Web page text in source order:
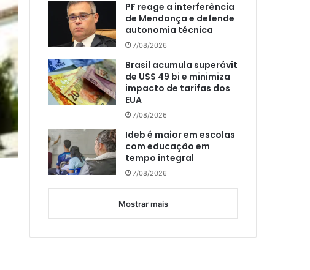
PF reage a interferência
de Mendonça e defende
autonomia técnica
7/08/2026
Brasil acumula superávit
de US$ 49 bi e minimiza
impacto de tarifas dos
EUA
7/08/2026
Ideb é maior em escolas
com educação em
tempo integral
7/08/2026
Mostrar mais